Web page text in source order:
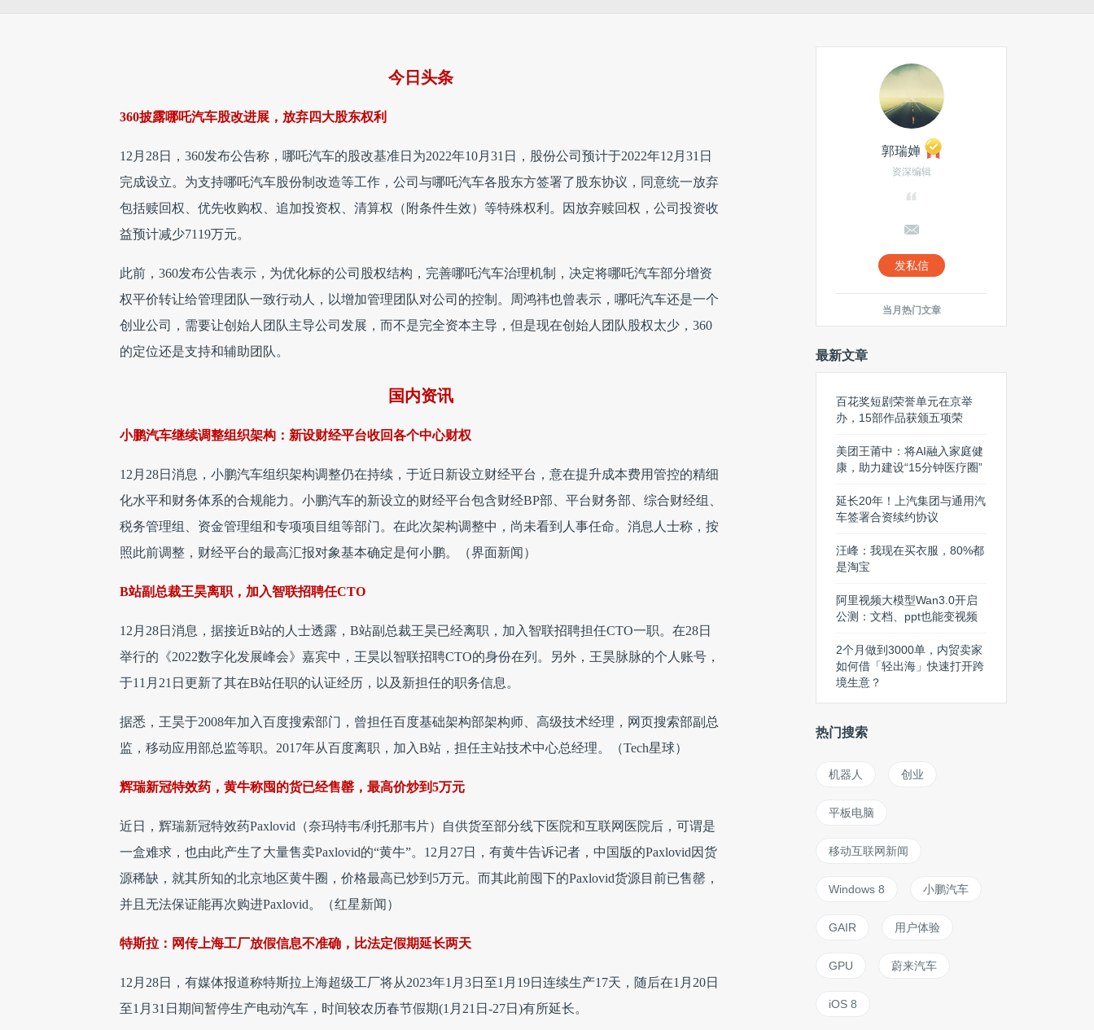
今日头条
360披露哪吒汽车股改进展，放弃四大股东权利
12月28日，360发布公告称，哪吒汽车的股改基准日为2022年10月31日，股份公司预计于2022年12月31日
完成设立。为支持哪吒汽车股份制改造等工作，公司与哪吒汽车各股东方签署了股东协议，同意统一放弃
包括赎回权、优先收购权、追加投资权、清算权（附条件生效）等特殊权利。因放弃赎回权，公司投资收
益预计减少7119万元。
此前，360发布公告表示，为优化标的公司股权结构，完善哪吒汽车治理机制，决定将哪吒汽车部分增资
权平价转让给管理团队一致行动人，以增加管理团队对公司的控制。周鸿祎也曾表示，哪吒汽车还是一个
创业公司，需要让创始人团队主导公司发展，而不是完全资本主导，但是现在创始人团队股权太少，360
的定位还是支持和辅助团队。
国内资讯
小鹏汽车继续调整组织架构：新设财经平台收回各个中心财权
12月28日消息，小鹏汽车组织架构调整仍在持续，于近日新设立财经平台，意在提升成本费用管控的精细
化水平和财务体系的合规能力。小鹏汽车的新设立的财经平台包含财经BP部、平台财务部、综合财经组、
税务管理组、资金管理组和专项项目组等部门。在此次架构调整中，尚未看到人事任命。消息人士称，按
照此前调整，财经平台的最高汇报对象基本确定是何小鹏。（界面新闻）
B站副总裁王昊离职，加入智联招聘任CTO
12月28日消息，据接近B站的人士透露，B站副总裁王昊已经离职，加入智联招聘担任CTO一职。在28日
举行的《2022数字化发展峰会》嘉宾中，王昊以智联招聘CTO的身份在列。另外，王昊脉脉的个人账号，
于11月21日更新了其在B站任职的认证经历，以及新担任的职务信息。
据悉，王昊于2008年加入百度搜索部门，曾担任百度基础架构部架构师、高级技术经理，网页搜索部副总
监，移动应用部总监等职。2017年从百度离职，加入B站，担任主站技术中心总经理。（Tech星球）
辉瑞新冠特效药，黄牛称囤的货已经售罄，最高价炒到5万元
近日，辉瑞新冠特效药Paxlovid（奈玛特韦/利托那韦片）自供货至部分线下医院和互联网医院后，可谓是
一盒难求，也由此产生了大量售卖Paxlovid的“黄牛”。12月27日，有黄牛告诉记者，中国版的Paxlovid因货
源稀缺，就其所知的北京地区黄牛圈，价格最高已炒到5万元。而其此前囤下的Paxlovid货源目前已售罄，
并且无法保证能再次购进Paxlovid。（红星新闻）
特斯拉：网传上海工厂放假信息不准确，比法定假期延长两天
12月28日，有媒体报道称特斯拉上海超级工厂将从2023年1月3日至1月19日连续生产17天，随后在1月20日
至1月31日期间暂停生产电动汽车，时间较农历春节假期(1月21日-27日)有所延长。
郭瑞婵
资深编辑
发私信
当月热门文章
最新文章
百花奖短剧荣誉单元在京举
办，15部作品获颁五项荣
美团王莆中：将AI融入家庭健
康，助力建设“15分钟医疗圈”
延长20年！上汽集团与通用汽
车签署合资续约协议
汪峰：我现在买衣服，80%都
是淘宝
阿里视频大模型Wan3.0开启
公测：文档、ppt也能变视频
2个月做到3000单，内贸卖家
如何借「轻出海」快速打开跨
境生意？
热门搜索
机器人 创业
平板电脑
移动互联网新闻
Windows 8 小鹏汽车
GAIR 用户体验
GPU 蔚来汽车
iOS 8